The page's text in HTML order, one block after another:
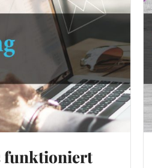
funktioniert